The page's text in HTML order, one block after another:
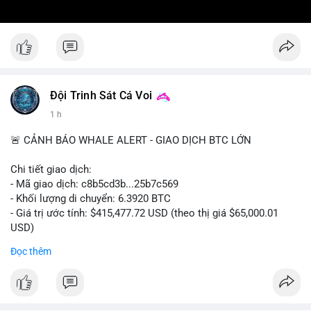
Đội Trinh Sát Cá Voi
1 h
🚨 CẢNH BÁO WHALE ALERT - GIAO DỊCH BTC LỚN
Chi tiết giao dịch:
- Mã giao dịch: c8b5cd3b...25b7c569
- Khối lượng di chuyển: 6.3920 BTC
- Giá trị ước tính: $415,477.72 USD (theo thị giá $65,000.01
USD)
nghìn USD được xác nhận trong mempool, mức chuyển động
Đọc thêm